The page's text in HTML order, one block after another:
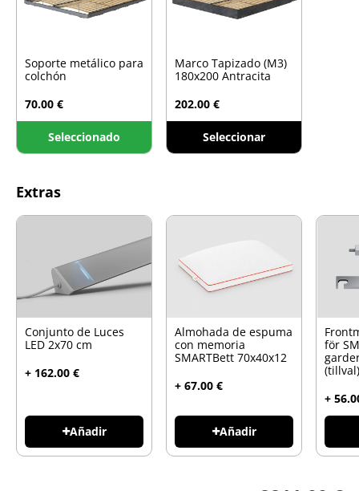
Soporte metálico para
colchón
70.00 €
Seleccionado
Marco Tapizado (M3)
180x200 Antracita
202.00 €
Seleccionar
Extras
Conjunto de Luces
LED 2x70 cm
+ 162.00 €
Añadir
Almohada de espuma
con memoria
SMARTBett 70x40x12
+ 67.00 €
Añadir
för
+